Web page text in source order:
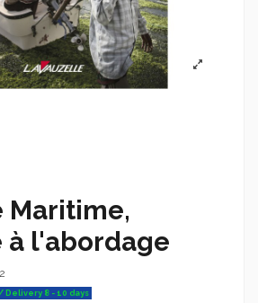
Maritime,
à l'abordage
Delivery 8 - 10 days